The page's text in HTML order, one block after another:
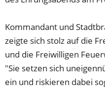
Kommandant und
zeigte sich stolz auf die
und die Freiwilligen
"Sie setzen sich
ein und riskieren dabei